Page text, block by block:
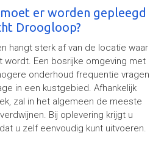
er worden gepleegd
Droogloop?
hangt sterk af van de locatie waar
Een bosrijke omgeving met
onderhoud frequentie vragen
in een kustgebied. Afhankelijk
zal in het algemeen de meeste
Bij oplevering krijgt u
u zelf eenvoudig kunt uitvoeren.